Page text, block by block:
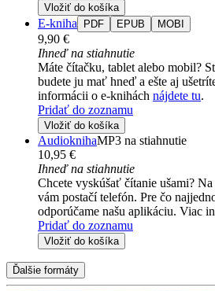
Vložiť do košíka
E-kniha PDF EPUB MOBI
9,90 €
Ihneď na stiahnutie
Máte čítačku, tablet alebo mobil?
budete ju mať hneď a ešte aj
informácii o e-knihách nájdete tu.
Pridať do zoznamu
Vložiť do košíka
AudioknihaMP3 na stiahnutie
10,95 €
Ihneď na stiahnutie
Chcete vyskúšať čítanie ušami?
vám postačí telefón. Pre čo
odporúčame našu aplikáciu. Viac
Pridať do zoznamu
Vložiť do košíka
Ďalšie formáty